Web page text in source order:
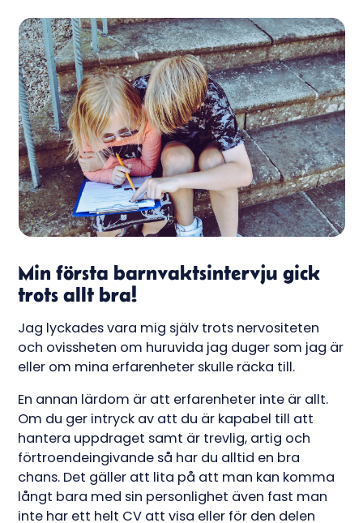
Min första barnvaktsintervju gick
trots allt bra!
Jag lyckades vara mig själv trots nervositeten
och ovissheten om huruvida jag duger som jag är
eller om mina erfarenheter skulle räcka till.
En annan lärdom är att erfarenheter inte är allt.
Om du ger intryck av att du är kapabel till att
hantera uppdraget samt är trevlig, artig och
förtroendeingivande så har du alltid en bra
chans. Det gäller att lita på att man kan komma
långt bara med sin personlighet även fast man
inte har ett helt CV att visa eller för den delen